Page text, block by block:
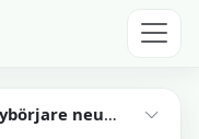
citron, blandning